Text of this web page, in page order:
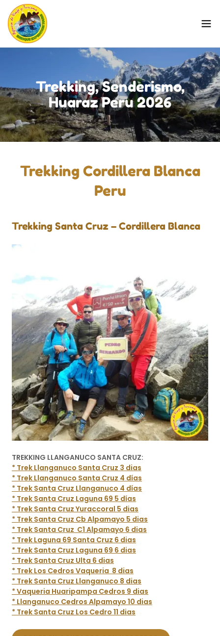
Trekking, Senderismo,
Huaraz Peru 2026
Trekking Cordillera Blanca
Peru
Trekking Santa Cruz – Cordillera Blanca
TREKKING LLANGANUCO SANTA CRUZ:
* Trek Llanganuco Santa Cruz 3 dias
* Trek Llanganuco Santa Cruz 4 días
* Trek Santa Cruz Llanganuco 4 días
* Trek Santa Cruz Laguna 69 5 días
* Trek Santa Cruz Yuraccoral 5 dias
* Trek Santa Cruz Cb Alpamayo 5 dias
* Trek Santa Cruz C1 Alpamayo 6 dias
* Trek Laguna 69 Santa Cruz 6 dias
* Trek Santa Cruz Laguna 69 6 dias
* Trek Santa Cruz Ulta 6 dias
* Trek Los Cedros Vaqueria 8 dias
* Trek Santa Cruz Llanganuco 8 dias
* Vaqueria Huaripampa Cedros 9 dias
* Llanganuco Cedros Alpamayo 10 dias
* Trek Santa Cruz Los Cedro 11 dias